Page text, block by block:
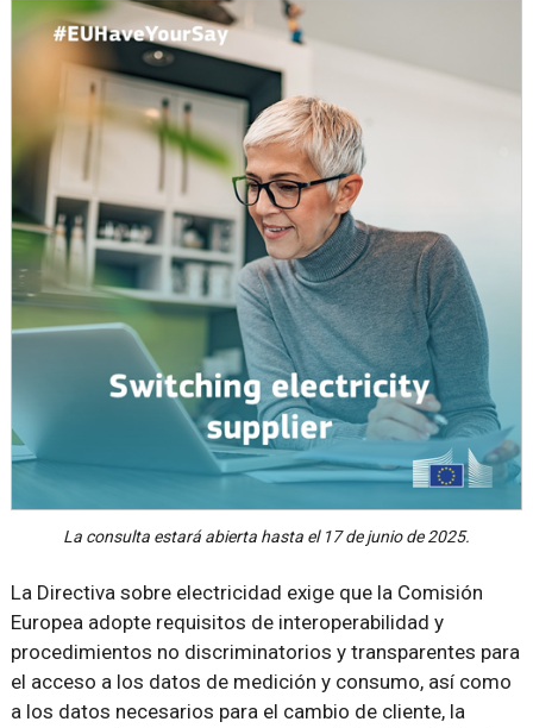
La consulta estará abierta hasta el 17 de junio de 2025.
La Directiva sobre electricidad exige que la Comisión
Europea adopte requisitos de interoperabilidad y
procedimientos no discriminatorios y transparentes para
el acceso a los datos de medición y consumo, así como
a los datos necesarios para el cambio de cliente, la